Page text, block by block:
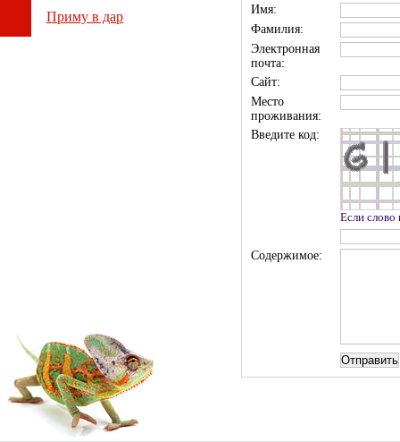
Приму в дар
Имя:
Фамилия:
Электронная
почта:
Сайт:
Место
проживания:
Введите код:
Если
Содержимое: